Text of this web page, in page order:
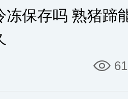
冻保存吗 熟猪蹄